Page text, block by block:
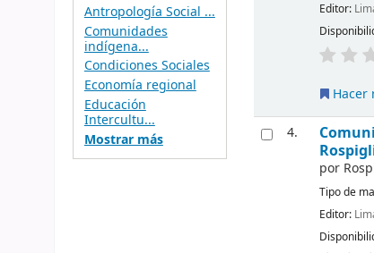
Antropología Social ...
Comunidades
indígena...
Condiciones Sociales
Economía regional
Educación
Intercultu...
Mostrar más
Editor:
Hacer
4.
por
Tipo de
Editor: